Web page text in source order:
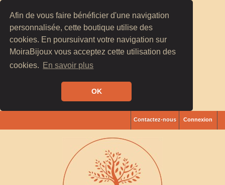
Afin de vous faire bénéficier d'une navigation
personnalisée, cette boutique utilise des
cookies. En poursuivant votre navigation sur
MoiraBijoux vous acceptez cette utilisation des
cookies. En savoir plus
OK
Connexion
Contactez-nous